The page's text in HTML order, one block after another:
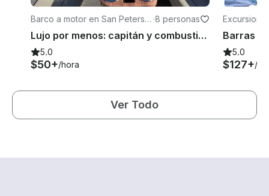
Barco a motor en San Petersb
urgo
·8 personas
Lujo por menos: capitán y combustible incluidos
5.0
$50+/hora
5.0
$127+/
Ver Todo